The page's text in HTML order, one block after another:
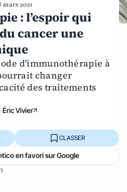
mars 2021
: l’espoir qui
cancer une
d'immunothérapie à
changer
des traitements
Éric Vivier
CLASSER
en favori sur Google